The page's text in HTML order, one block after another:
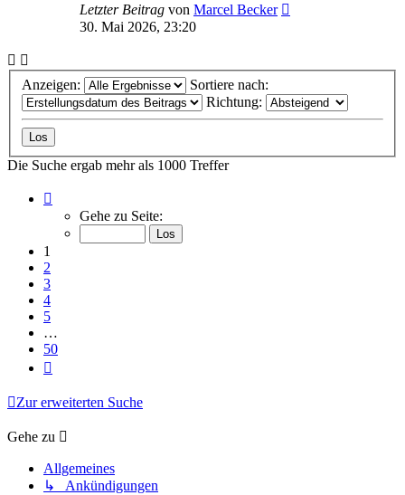
Letzter Beitrag von Marcel Becker
30. Mai 2026, 23:20
Anzeigen:
Sortiere nach:
Richtung:
Die Suche ergab mehr als 1000 Treffer
von
Gehe zu Seite:
1
2
3
4
5
…
50
Zur erweiterten Suche
Gehe zu
Allgemeines
↳ Ankündigungen